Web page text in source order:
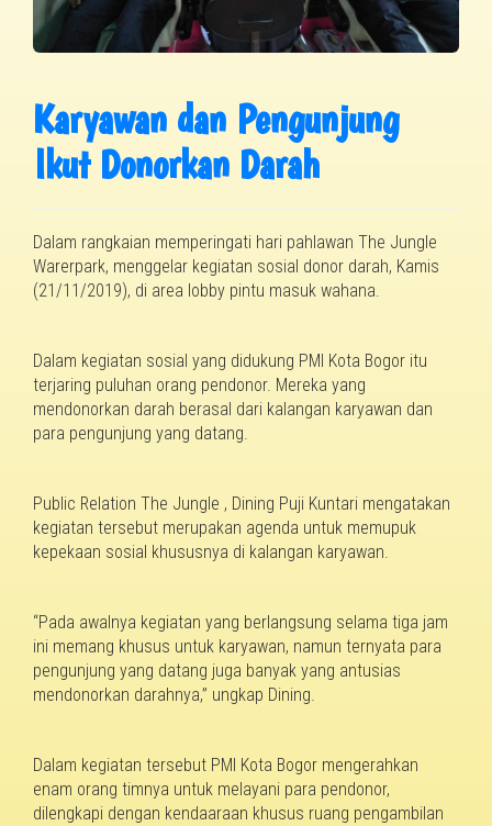
Karyawan dan Pengunjung
Ikut Donorkan Darah
Dalam rangkaian memperingati hari pahlawan The Jungle
Warerpark, menggelar kegiatan sosial donor darah, Kamis
(21/11/201 9), di area lobby pintu masuk wahana.
Dalam kegiatan sosial yang didukung PMI Kota Bogor itu
terjaring puluhan orang pendonor. Mereka yang
mendonorkan darah berasal dari kalangan karyawan dan
para pengunjung yang datang.
Public Relation The Jungle , Dining Puji Kuntari mengatakan
kegiatan tersebut merupakan agenda untuk memupuk
kepekaan sosial khususnya di kalangan karyawan.
“Pada awalnya kegiatan yang berlangsung selama tiga jam
ini memang khusus untuk karyawan, namun ternyata para
pengunjung yang datang juga banyak yang antusias
mendonorkan darahnya,” ungkap Dining.
Dalam kegiatan tersebut PMI Kota Bogor mengerahkan
enam orang timnya untuk melayani para pendonor,
dilengkapi dengan kendaaraan khusus ruang pengambilan